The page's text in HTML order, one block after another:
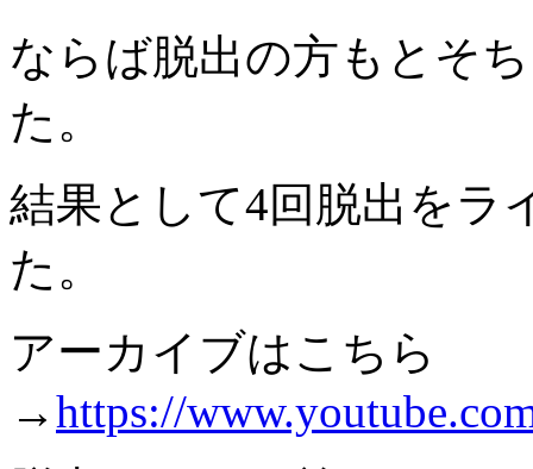
ならば脱出の方もとそ
た。
結果として4回脱出をラ
た。
アーカイブはこちら
→https://